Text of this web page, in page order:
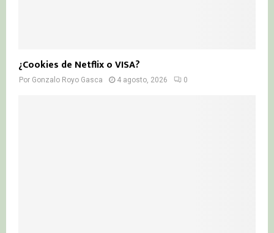
¿Cookies de Netflix o VISA?
Por Gonzalo Royo Gasca 4 agosto, 2026 0